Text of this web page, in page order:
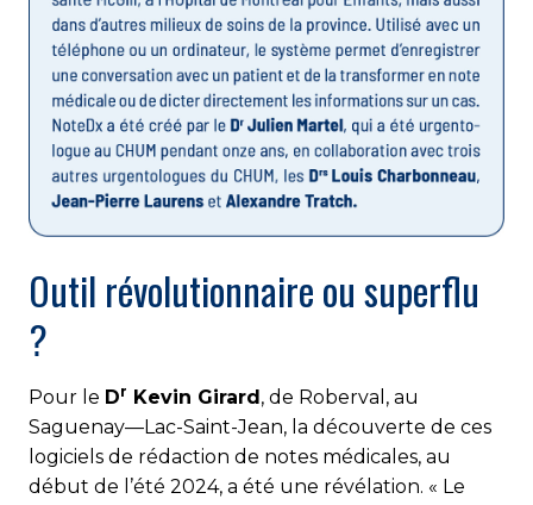
Outil révolutionnaire ou superflu
?
Pour le Dr Kevin Girard, de Roberval, au
Saguenay—Lac-Saint-Jean, la découverte de ces
logiciels de rédaction de notes médicales, au
début de l’été 2024, a été une révélation. « Le